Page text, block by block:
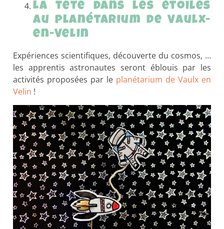
La tête dans les étoiles
au planétarium de Vaulx-
en-Velin
Expériences scientifiques, découverte du cosmos, …
les apprentis astronautes seront éblouis par les
activités proposées par le planétarium de Vaulx en
Velin !